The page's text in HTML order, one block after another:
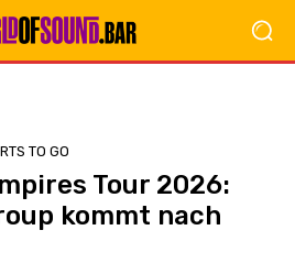
TO GO
Tour 2026:
kommt nach